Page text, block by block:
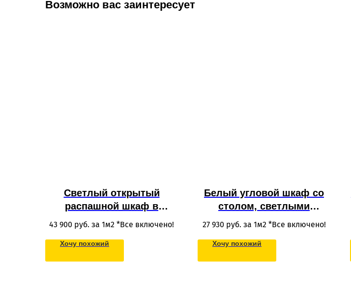
Возможно вас заинтересует
Светлый открытый
распашной шкаф в
детскую с полками для
одежды в потолок
43 900 руб. за 1м2 *Все включено!
Хочу похожий
Белый угловой шкаф со
столом, светлыми
распашными фасадами и
открытыми полками,
встроенный под потолок
вокруг окна
27 930 руб. за 1м2 *Все включено!
Хочу похожий